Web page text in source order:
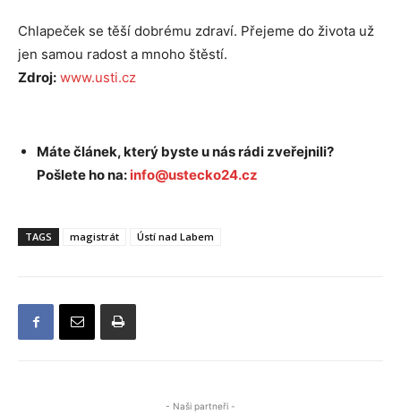
Chlapeček se těší dobrému zdraví. Přejeme do života už
jen samou radost a mnoho štěstí.
Zdroj: www.usti.cz
Máte článek, který byste u nás rádi zveřejnili?
Pošlete ho na: info@ustecko24.cz
TAGS magistrát Ústí nad Labem
- Naši partneři -